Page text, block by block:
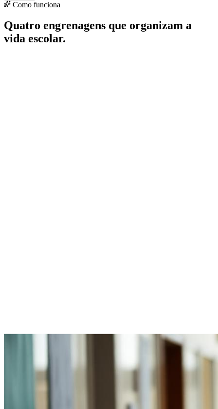
Como funciona
Quatro engrenagens que organizam a
vida escolar.